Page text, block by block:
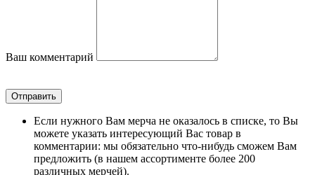
Ваш комментарий
Отправить
Если нужного Вам мерча не оказалось в списке, то Вы
можете указать интересующий Вас товар в
комментарии: мы обязательно что-нибудь сможем Вам
предложить (в нашем ассортименте более 200
различных мерчей).